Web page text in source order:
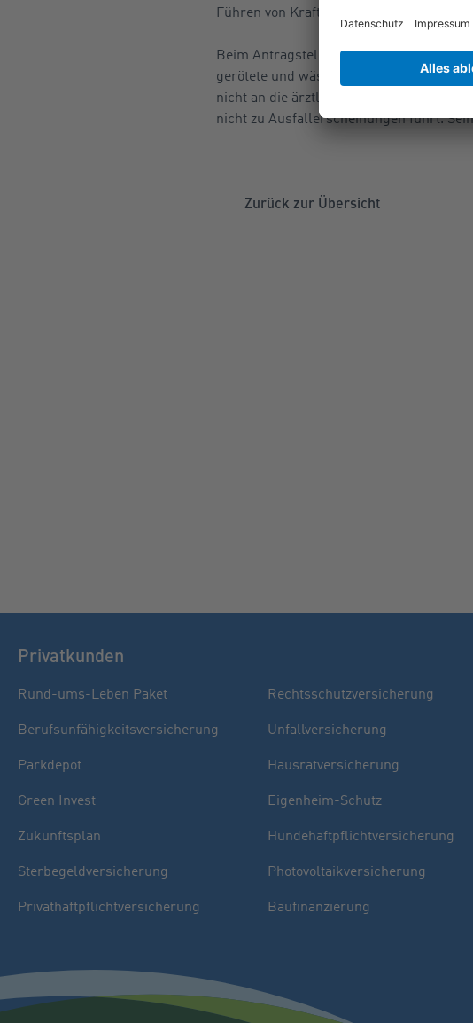
Führen von Kraftfahrzeugen“, so das
Beim Antragsteller seien
gerötete und wässrige Augen,
nicht an die ärztlich verordnete Dosis
nicht zu Ausfallerscheinungen führt.
Zurück zur Übersicht
Privatkunden
Rund-ums-Leben Paket
Berufsunfähigkeitsversicherung
Parkdepot
Green Invest
Zukunftsplan
Sterbegeldversicherung
Privathaftpflichtversicherung
Rechtsschutzversicherung
Unfallversicherung
Hausratversicherung
Eigenheim-Schutz
Hundehaftpflichtversicherung
Photovoltaikversicherung
Baufinanzierung